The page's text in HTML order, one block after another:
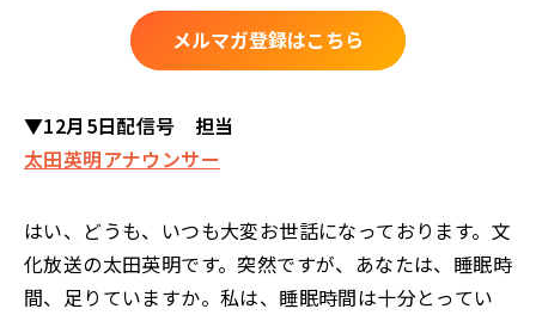
メルマガ登録はこちら
▼12月5日配信号 担当
太田英明アナウンサー
はい、どうも、いつも大変お世話になっております。文
化放送の太田英明です。突然ですが、あなたは、睡眠時
間、足りていますか。私は、睡眠時間は十分とってい